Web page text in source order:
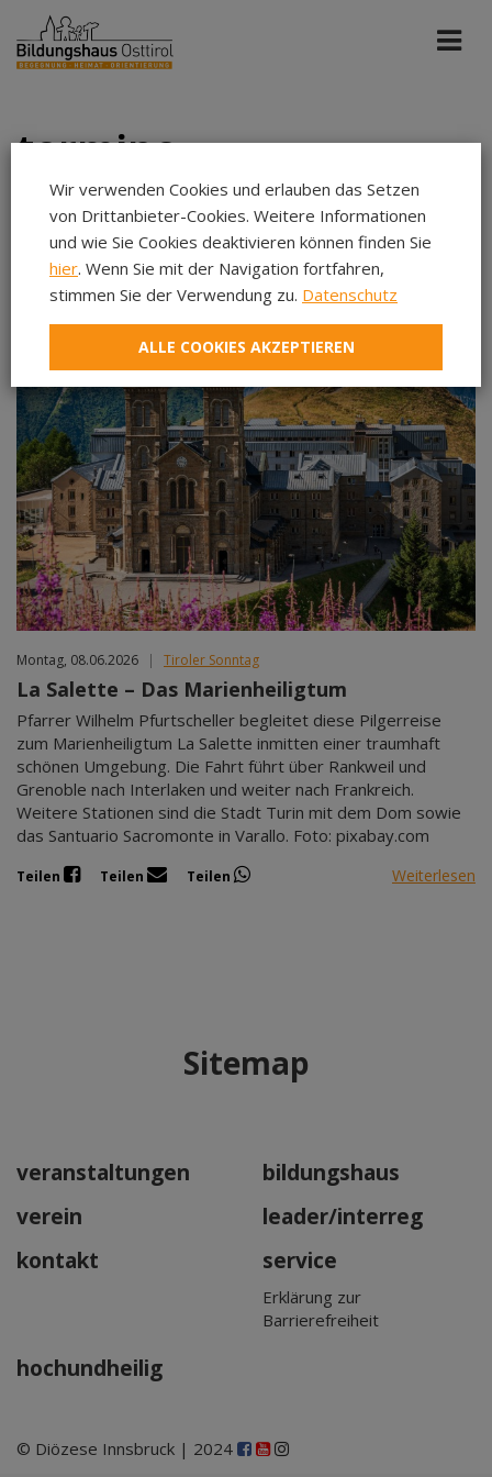
termine
Tiroler Sonntag Jun 2026
Aug 2026
Sep 2026
Okt 2026
Nov 2026
Dez 2026
Jan 2027
Feb 2027
Mär 2027
Apr 2027
Mai 2027
Jun 2027
Jul 2027
Montag, 08.06.2026 | Tiroler Sonntag
La Salette – Das Marienheiligtum
Pfarrer Wilhelm Pfurtscheller begleitet diese Pilgerreise
zum Marienheiligtum La Salette inmitten einer traumhaft
schönen Umgebung. Die Fahrt führt über Rankweil und
Grenoble nach Interlaken und weiter nach Frankreich.
Weitere Stationen sind die Stadt Turin mit dem Dom sowie
das Santuario Sacromonte in Varallo. Foto: pixabay.com
Teilen Teilen Teilen Weiterlesen
Sitemap
veranstaltungen
bildungshaus
verein
leader/interreg
kontakt
service
Erklärung zur
Barrierefreiheit
hochundheilig
© Diözese Innsbruck | 2024
Wir verwenden Cookies und erlauben das Setzen
von Drittanbieter-Cookies. Weitere Informationen
und wie Sie Cookies deaktivieren können finden Sie
hier. Wenn Sie mit der Navigation fortfahren,
stimmen Sie der Verwendung zu. Datenschutz
ALLE COOKIES AKZEPTIEREN